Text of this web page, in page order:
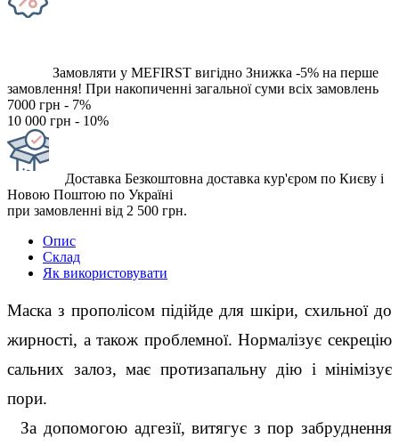
Замовляти у MEFIRST вигідно Знижка -5% на перше
замовлення! При накопиченні загальної суми всіх замовлень
7000 грн - 7%
10 000 грн - 10%
Доставка Безкоштовна доставка кур'єром по Києву і
Новою Поштою по Україні
при замовленні від 2 500 грн.
Опис
Склад
Як використовувати
Маска з прополісом підійде для шкіри, схильної до
жирності, а також проблемної. Нормалізує секрецію
сальних залоз, має протизапальну дію і мінімізує
пори.